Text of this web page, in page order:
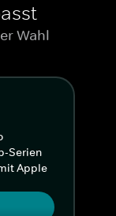
Wahl
Serien
Apple